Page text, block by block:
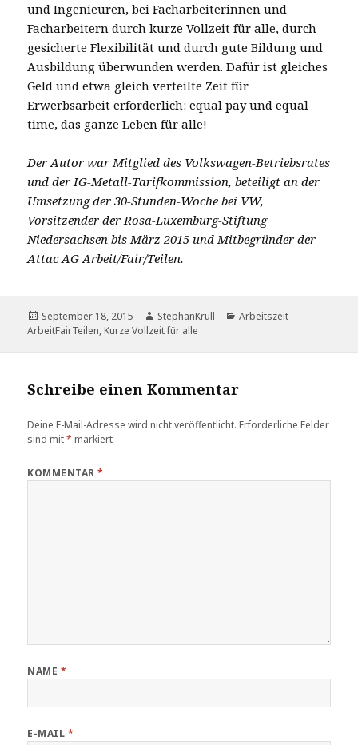
und Ingenieuren, bei Facharbeiterinnen und
Facharbeitern durch kurze Vollzeit für alle, durch
gesicherte Flexibilität und durch gute Bildung und
Ausbildung überwunden werden. Dafür ist gleiches
Geld und etwa gleich verteilte Zeit für
Erwerbsarbeit erforderlich: equal pay und equal
time, das ganze Leben für alle!
Der Autor war Mitglied des Volkswagen-Betriebsrates
und der IG-Metall-Tarifkommission, beteiligt an der
Umsetzung der 30-Stunden-Woche bei VW,
Vorsitzender der Rosa-Luxemburg-Stiftung
Niedersachsen bis März 2015 und Mitbegründer der
Attac AG Arbeit/Fair/Teilen.
Veröffentlicht
am
September 18, 2015 Autor
StephanKrull Kategorien
Arbeitszeit -
ArbeitFairTeilen, Kurze Vollzeit für alle
Schreibe einen Kommentar
Deine E-Mail-Adresse wird nicht veröffentlicht. Erforderliche Felder
sind mit* markiert
KOMMENTAR*
NAME *
E-MAIL *